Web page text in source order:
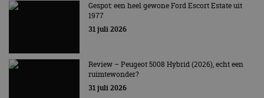
Gespot: een heel gewone Ford Escort Estate uit
1977
31 juli 2026
Review – Peugeot 5008 Hybrid (2026), echt een
ruimtewonder?
31 juli 2026